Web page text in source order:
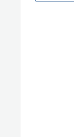
Опыт